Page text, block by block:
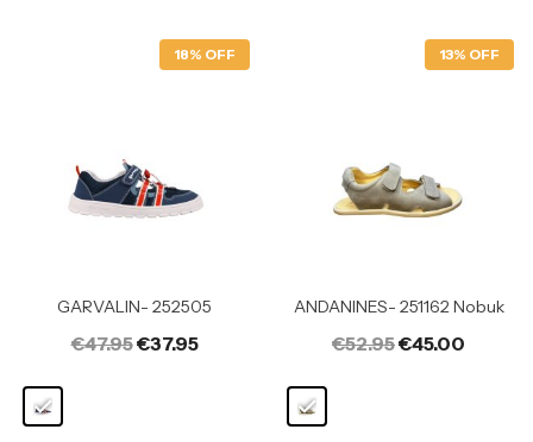
18% OFF
GARVALIN- 252505
€47.95€37.95
13% OFF
ANDANINES- 251162 Nobuk
€52.95€45.00